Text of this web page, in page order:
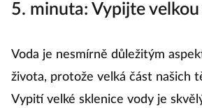
5. minuta: Vypijte
Voda je nesmírně důležitým
života, protože velká část našich
Vypití velké sklenice vody je